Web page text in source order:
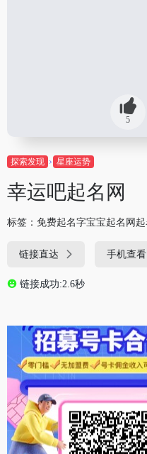
5
探索发现 星座运势
幸运吧起名网
标签： 免费起名字宝宝起名网
链接直达 手机查看
链接成功:2.6秒